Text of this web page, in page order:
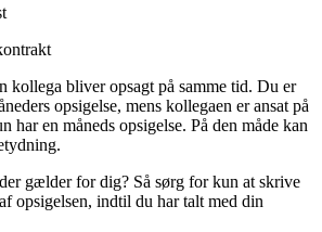
kollega bliver opsagt på samme tid. Du er
opsigelse, mens kollegaen er ansat på
har en måneds opsigelse. På den måde kan
gælder for dig? Så sørg for kun at skrive
opsigelsen, indtil du har talt med din